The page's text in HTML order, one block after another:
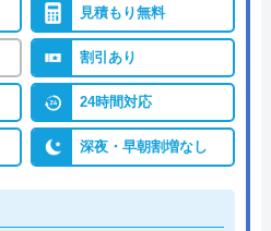
見積もり無料
割引あり
24時間対応
深夜・早朝割増なし